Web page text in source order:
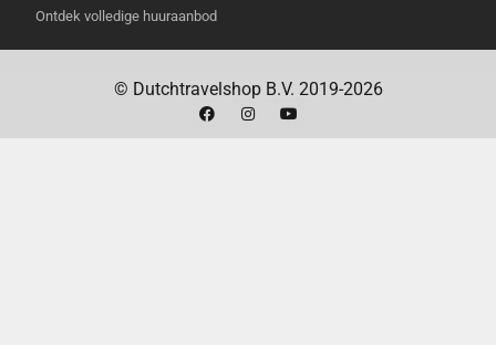
Ontdek volledige huuraanbod
© Dutchtravelshop B.V. 2019-2026